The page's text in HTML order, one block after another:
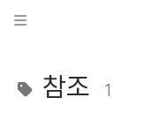
참조 1